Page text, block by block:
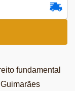
fundamental